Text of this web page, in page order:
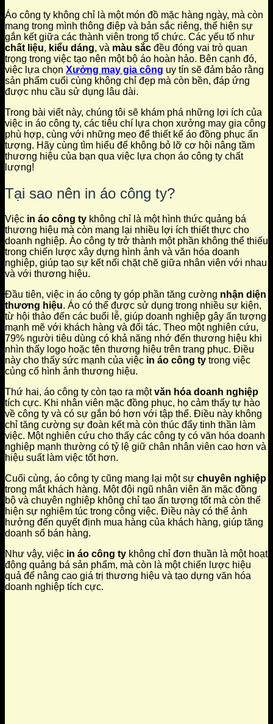
Áo công ty không chỉ là một món đồ mặc hàng ngày, mà còn
mang trong mình thông điệp và bản sắc riêng, thể hiện sự
gắn kết giữa các thành viên trong tổ chức. Các yếu tố như
chất liệu, kiểu dáng, và màu sắc đều đóng vai trò quan
trọng trong việc tạo nên một bộ áo hoàn hảo. Bên cạnh đó,
việc lựa chọn Xưởng may gia công uy tín sẽ đảm bảo rằng
sản phẩm cuối cùng không chỉ đẹp mà còn bền, đáp ứng
được nhu cầu sử dụng lâu dài.
Trong bài viết này, chúng tôi sẽ khám phá những lợi ích của
việc in áo công ty, các tiêu chí lựa chọn xưởng may gia công
phù hợp, cùng với những mẹo để thiết kế áo đồng phục ấn
tượng. Hãy cùng tìm hiểu để không bỏ lỡ cơ hội nâng tầm
thương hiệu của bạn qua việc lựa chọn áo công ty chất
lượng!
Tại sao nên in áo công ty?
Việc in áo công ty không chỉ là một hình thức quảng bá
thương hiệu mà còn mang lại nhiều lợi ích thiết thực cho
doanh nghiệp. Áo công ty trở thành một phần không thể thiếu
trong chiến lược xây dựng hình ảnh và văn hóa doanh
nghiệp, giúp tạo sự kết nối chặt chẽ giữa nhân viên với nhau
và với thương hiệu.
Đầu tiên, việc in áo công ty góp phần tăng cường nhận diện
thương hiệu. Áo có thể được sử dụng trong nhiều sự kiện,
từ hội thảo đến các buổi lễ, giúp doanh nghiệp gây ấn tượng
mạnh mẽ với khách hàng và đối tác. Theo một nghiên cứu,
79% người tiêu dùng có khả năng nhớ đến thương hiệu khi
nhìn thấy logo hoặc tên thương hiệu trên trang phục. Điều
này cho thấy sức mạnh của việc in áo công ty trong việc
củng cố hình ảnh thương hiệu.
Thứ hai, áo công ty còn tạo ra mộtvăn hóa doanh nghiệp
tích cực. Khi nhân viên mặc đồng phục, họ cảm thấy tự hào
về công ty và có sự gắn bó hơn với tập thể. Điều này không
chỉ tăng cường sự đoàn kết mà còn thúc đẩy tinh thần làm
việc. Một nghiên cứu cho thấy các công ty có văn hóa doanh
nghiệp mạnh thường có tỷ lệ giữ chân nhân viên cao hơn và
hiệu suất làm việc tốt hơn.
Cuối cùng, áo công ty cũng mang lại một sự chuyên nghiệp
trong mắt khách hàng. Một đội ngũ nhân viên ăn mặc đồng
bộ và chuyên nghiệp không chỉ tạo ấn tượng tốt mà còn thể
hiện sự nghiêm túc trong công việc. Điều này có thể ảnh
hưởng đến quyết định mua hàng của khách hàng, giúp tăng
doanh số bán hàng.
Như vậy, việc in áo công ty không chỉ đơn thuần là một hoạt
động quảng bá sản phẩm, mà còn là một chiến lược hiệu
quả để nâng cao giá trị thương hiệu và tạo dựng văn hóa
doanh nghiệp tích cực.